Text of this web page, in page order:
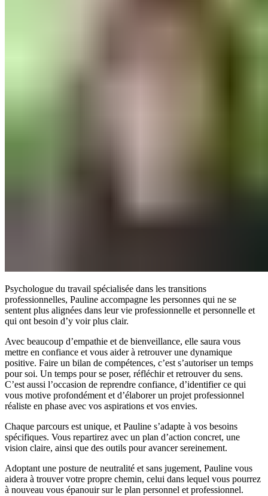
Psychologue du travail spécialisée dans les transitions
professionnelles, Pauline accompagne les personnes qui ne se
sentent plus alignées dans leur vie professionnelle et personnelle et
qui ont besoin d’y voir plus clair.
Avec beaucoup d’empathie et de bienveillance, elle saura vous
mettre en confiance et vous aider à retrouver une dynamique
positive. Faire un bilan de compétences, c’est s’autoriser un temps
pour soi. Un temps pour se poser, réfléchir et retrouver du sens.
C’est aussi l’occasion de reprendre confiance, d’identifier ce qui
vous motive profondément et d’élaborer un projet professionnel
réaliste en phase avec vos aspirations et vos envies.
Chaque parcours est unique, et Pauline s’adapte à vos besoins
spécifiques. Vous repartirez avec un plan d’action concret, une
vision claire, ainsi que des outils pour avancer sereinement.
Adoptant une posture de neutralité et sans jugement, Pauline vous
aidera à trouver votre propre chemin, celui dans lequel vous pourrez
à nouveau vous épanouir sur le plan personnel et professionnel.